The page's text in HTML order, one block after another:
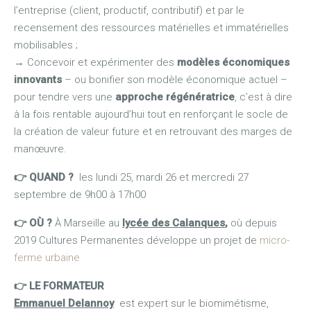
l’entreprise (client, productif, contributif) et par le
recensement des ressources matérielles et immatérielles
mobilisables ;
→ Concevoir et expérimenter des modèles économiques
innovants – ou bonifier son modèle économique actuel –
pour tendre vers une approche régénératrice , c’est à dire
à la fois rentable aujourd’hui tout en renforçant le socle de
la création de valeur future et en retrouvant des marges de
manœuvre.
👉 QUAND ? les lundi 25, mardi 26 et mercredi 27
septembre de 9h00 à 17h00
👉 OÙ ? À Marseille au lycée des Calanques, où depuis
2019 Cultures Permanentes développe un projet de micro-
ferme urbaine
👉 LE FORMATEUR
Emmanuel Delannoyest expert sur le biomimétisme,